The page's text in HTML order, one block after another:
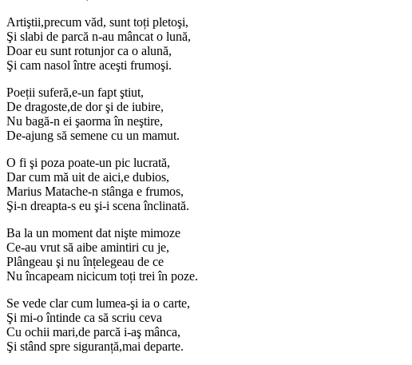
Artiştii,precum văd, sunt toți pletoşi,
Şi slabi de parcă n-au mâncat o lună,
Doar eu sunt rotunjor ca o alună,
Şi cam nasol între aceşti frumoşi.
Poeții suferă,e-un fapt ştiut,
De dragoste,de dor şi de iubire,
Nu bagă-n ei şaorma în neştire,
De-ajung să semene cu un mamut.
O fi şi poza poate-un pic lucrată,
Dar cum mă uit de aici,e dubios,
Marius Matache-n stânga e frumos,
Şi-n dreapta-s eu şi-i scena înclinată.
Ba la un moment dat nişte mimoze
Ce-au vrut să aibe amintiri cu je,
Plângeau şi nu înțelegeau de ce
Nu încapeam nicicum toți trei în poze.
Se vede clar cum lumea-şi ia o carte,
Şi mi-o întinde ca să scriu ceva
Cu ochii mari,de parcă i-aş mânca,
Şi stând spre siguranță,mai departe.